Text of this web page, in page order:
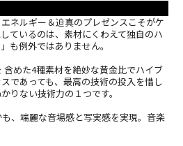
ネルギー＆迫真のプレゼンスこそがケ
ているのは、素材にくわえて独自のハ
も例外ではありません。
含めた4種素材を絶妙な黄金比でハイブ
であっても、最高の技術の投入を惜し
りない技術力の１つです。
、端麗な音場感と写実感を実現。音楽